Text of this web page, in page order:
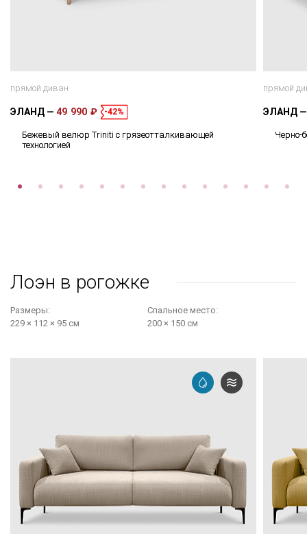
прямой диван
ЭЛАНД 49 990 ₽ -42%
Бежевый велюр Triniti с грязеотталкивающей
технологией
прямой
ЭЛАНД
Черно-
Лоэн в рогожке
Размеры:
229 × 112 × 95 см
Cпальное место:
200 × 150 см